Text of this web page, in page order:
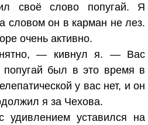
своё слово попугай. Я
словом он в карман не лез.
очень активно.
— кивнул я. — Вас
попугай был в это время в
у вас нет, и он
я за Чехова.
удивлением уставился на